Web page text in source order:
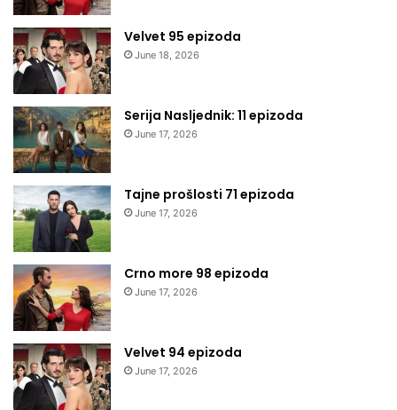
Velvet 95 epizoda
June 18, 2026
Serija Nasljednik: 11 epizoda
June 17, 2026
Tajne prošlosti 71 epizoda
June 17, 2026
Crno more 98 epizoda
June 17, 2026
Velvet 94 epizoda
June 17, 2026